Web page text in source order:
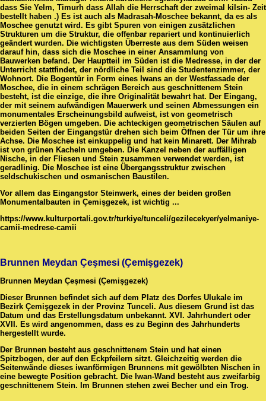
dass Sie Yelm, Timurh dass Allah die Herrschaft der zweimal kilsin- Zeit
bestellt haben .) Es ist auch als Madrasah-Moschee bekannt, da es als
Moschee genutzt wird. Es gibt Spuren von einigen zusätzlichen
Strukturen um die Struktur, die offenbar repariert und kontinuierlich
geändert wurden. Die wichtigsten Überreste aus dem Süden weisen
darauf hin, dass sich die Moschee in einer Ansammlung von
Bauwerken befand. Der Hauptteil im Süden ist die Medresse, in der der
Unterricht stattfindet, der nördliche Teil sind die Studentenzimmer, der
Wohnort. Die Bogentür in Form eines Iwans an der Westfassade der
Moschee, die in einem schrägen Bereich aus geschnittenem Stein
besteht, ist die einzige, die ihre Originalität bewahrt hat. Der Eingang,
der mit seinem aufwändigen Mauerwerk und seinen Abmessungen ein
monumentales Erscheinungsbild aufweist, ist von geometrisch
verzierten Bögen umgeben. Die achteckigen geometrischen Säulen auf
beiden Seiten der Eingangstür drehen sich beim Öffnen der Tür um ihre
Achse. Die Moschee ist einkuppelig und hat kein Minarett. Der Mihrab
ist von grünen Kacheln umgeben. Die Kanzel neben der auffälligen
Nische, in der Fliesen und Stein zusammen verwendet werden, ist
geradlinig. Die Moschee ist eine Übergangsstruktur zwischen
seldschukischen und osmanischen Baustilen.
Vor allem das Eingangstor Steinwerk, eines der beiden großen
Monumentalbauten in Çemişgezek, ist wichtig ...
https://www.kulturportali.gov.tr/turkiye/tunceli/gezilecekyer/yelmaniye-
camii-medrese-camii
Brunnen Meydan Çeşmesi (Çemişgezek)
Brunnen Meydan Çeşmesi (Çemişgezek)
Dieser Brunnen befindet sich auf dem Platz des Dorfes Ulukale im
Bezirk Çemişgezek in der Provinz Tunceli. Aus diesem Grund ist das
Datum und das Erstellungsdatum unbekannt. XVI. Jahrhundert oder
XVII. Es wird angenommen, dass es zu Beginn des Jahrhunderts
hergestellt wurde.
Der Brunnen besteht aus geschnittenem Stein und hat einen
Spitzbogen, der auf den Eckpfeilern sitzt. Gleichzeitig werden die
Seitenwände dieses iwanförmigen Brunnens mit gewölbten Nischen in
eine bewegte Position gebracht. Die Iwan-Wand besteht aus zweifarbig
geschnittenem Stein. Im Brunnen stehen zwei Becher und ein Trog.